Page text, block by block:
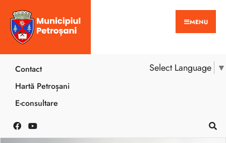
MENU
Select Language ▼
Contact
Hartă Petroșani
E-consultare